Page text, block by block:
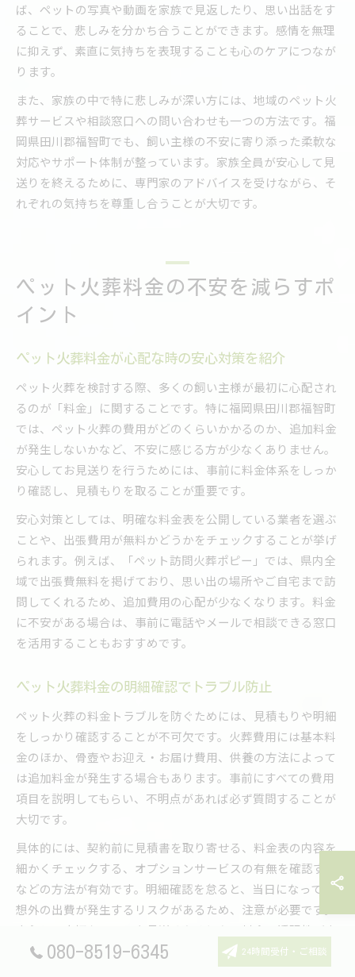
ば、ペットの写真や動画を家族で見返したり、思い出話をす
ることで、悲しみを分かち合うことができます。感情を無理
に抑えず、素直に気持ちを表現することも心のケアにつなが
ります。
また、家族の中で特に悲しみが深い方には、地域のペット火
葬サービスや相談窓口への問い合わせも一つの方法です。福
岡県田川郡福智町でも、飼い主様の不安に寄り添った柔軟な
対応やサポート体制が整っています。家族全員が安心して見
送りを終えるために、専門家のアドバイスを受けながら、そ
れぞれの気持ちを尊重し合うことが大切です。
ペット火葬料金の不安を減らすポ
イント
ペット火葬料金が心配な時の安心対策を紹介
ペット火葬を検討する際、多くの飼い主様が最初に心配され
るのが「料金」に関することです。特に福岡県田川郡福智町
では、ペット火葬の費用がどのくらいかかるのか、追加料金
が発生しないかなど、不安に感じる方が少なくありません。
安心してお見送りを行うためには、事前に料金体系をしっか
り確認し、見積もりを取ることが重要です。
安心対策としては、明確な料金表を公開している業者を選ぶ
ことや、出張費用が無料かどうかをチェックすることが挙げ
られます。例えば、「ペット訪問火葬ポピー」では、県内全
域で出張費無料を掲げており、思い出の場所やご自宅まで訪
問してくれるため、追加費用の心配が少なくなります。料金
に不安がある場合は、事前に電話やメールで相談できる窓口
を活用することもおすすめです。
ペット火葬料金の明細確認でトラブル防止
ペット火葬の料金トラブルを防ぐためには、見積もりや明細
をしっかり確認することが不可欠です。火葬費用には基本料
金のほか、骨壺やお迎え・お届け費用、供養の方法によって
は追加料金が発生する場合もあります。事前にすべての費用
項目を説明してもらい、不明点があれば必ず質問することが
大切です。
具体的には、契約前に見積書を取り寄せる、料金表の内容を
細かくチェックする、オプションサービスの有無を確認する
などの方法が有効です。明細確認を怠ると、当日になって予
想外の出費が発生するリスクがあるため、注意が必要です。
安心して大切なペットを見送るためにも、料金の透明性が高
い業者を選びましょう。
080-8519-6345 24時間受付・ご相談